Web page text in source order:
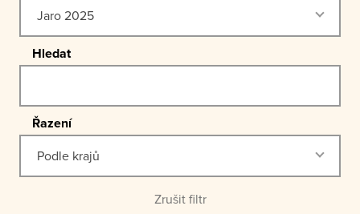
Jaro 2025
Hledat
Řazení
Podle krajů
Zrušit filtr